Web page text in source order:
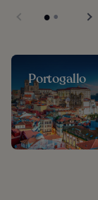
Portogallo